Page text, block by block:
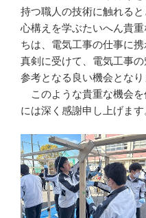
持つ職人の技術に触れる
心構えを学ぶたいへん貴
ちは、電気工事の仕事に
真剣に受けて、電気工事
参考となる良い機会となり
このような貴重な機会を
には深く感謝申し上げま